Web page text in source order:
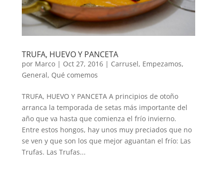
TRUFA, HUEVO Y PANCETA
por Marco| Oct 27, 2016| Carrusel, Empezamos,
General, Qué comemos
TRUFA, HUEVO Y PANCETA A principios de otoño
arranca la temporada de setas más importante del
año que va hasta que comienza el frío invierno.
Entre estos hongos, hay unos muy preciados que no
se ven y que son los que mejor aguantan el frío: Las
Trufas. Las Trufas...